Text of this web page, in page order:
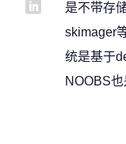
是不带存
skimager
统是基于
NOOBS